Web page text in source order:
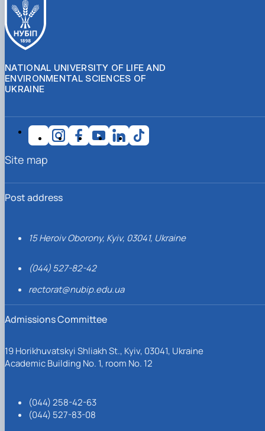
NATIONAL UNIVERSITY OF LIFE AND
ENVIRONMENTAL SCIENCES OF
UKRAINE
Post address
15 Heroiv Oborony, Kyiv, 03041, Ukraine
(044) 527-82-42
rectorat@nubip.edu.ua
Admissions Committee
19 Horikhuvatskyi Shliakh St., Kyiv, 03041, Ukraine
Academic Building No. 1, room No. 12
(044) 258-42-63
(044) 527-83-08
Site map